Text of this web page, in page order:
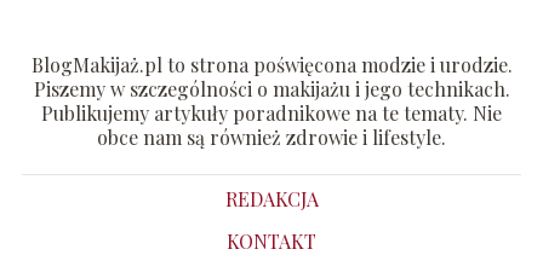
BlogMakijaż.pl to strona poświęcona modzie i urodzie.
Piszemy w szczególności o makijażu i jego technikach.
Publikujemy artykuły poradnikowe na te tematy. Nie
obce nam są również zdrowie i lifestyle.
REDAKCJA
KONTAKT